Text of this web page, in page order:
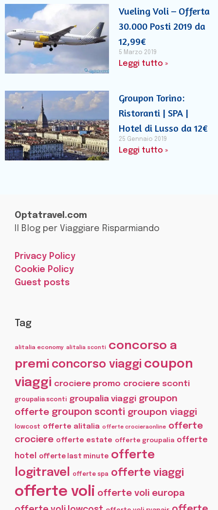
Vueling Voli – Offerta
30.000 Posti 2019 da
12,99€
5 Marzo 2019
Leggi tutto »
Groupon Torino:
Ristoranti | SPA |
Hotel di Lusso da 12€
25 Gennaio 2019
Leggi tutto »
Optatravel.com
Il Blog per Viaggiare Risparmiando
Privacy Policy
Cookie Policy
Guest posts
Tag
alitalia economy alitalia sconti concorso a
premi concorso viaggi coupon
viaggi crociere promo crociere sconti
groupalia sconti groupalia viaggi groupon
offerte groupon sconti groupon viaggi
lowcost offerte alitalia offerte crocieraonline offerte
crociere offerte estate offerte groupalia offerte
hotel
offerte last minute offerte
logitravel
offerte spa offerte viaggi
offerte voli offerte voli europa